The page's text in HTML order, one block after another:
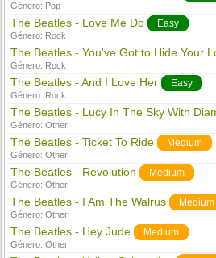
Género: Pop
The Beatles - Love Me Do Easy
Género: Rock
The Beatles - You've Got to Hide Your
Género: Rock
The Beatles - And I Love Her Easy
Género: Rock
The Beatles - Lucy In The Sky With
Género:Other
The Beatles - Ticket To Ride Medium
Género:Other
The Beatles - Revolution Medium
Género:Other
The Beatles - I Am The Walrus Medium
Género:Other
The Beatles - Hey Jude Medium
Género:Other